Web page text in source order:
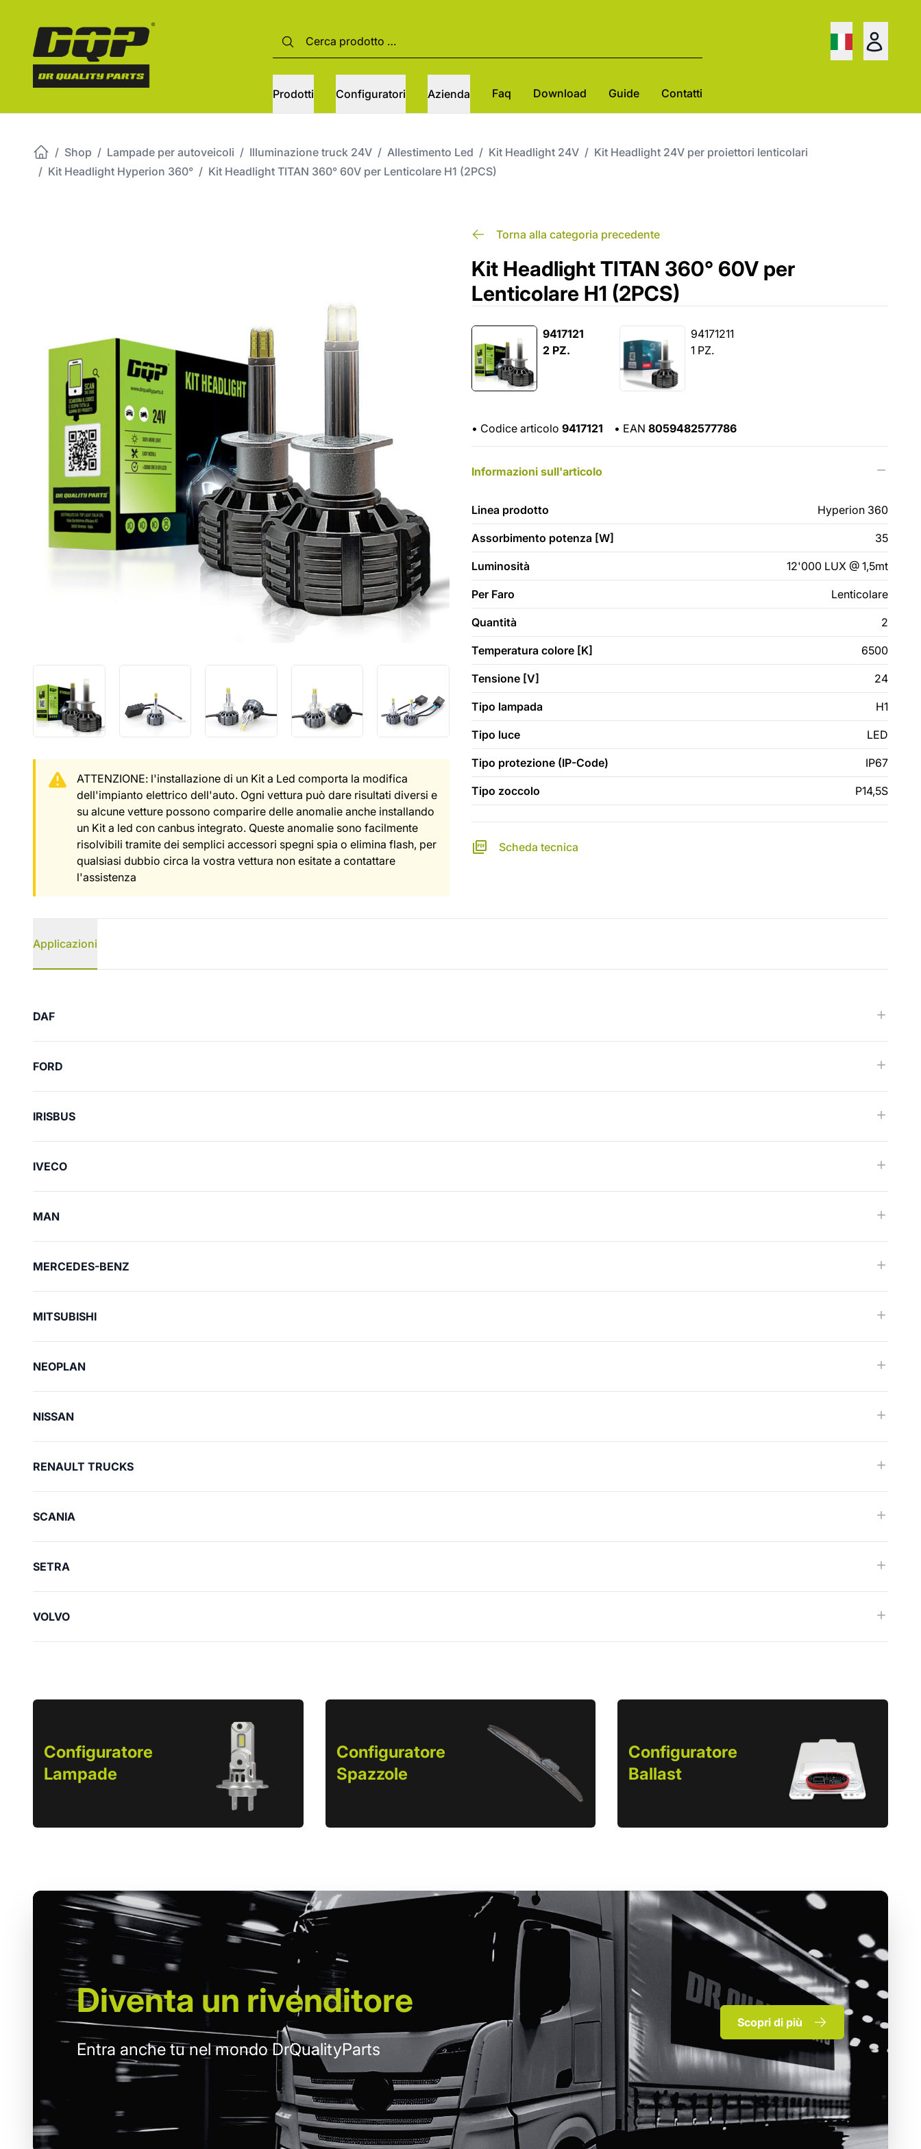
Prodotti Configuratori Azienda Faq Download Guide Contatti
/ Shop / Lampade per autoveicoli / Illuminazione truck 24V / Allestimento Led / Kit Headlight 24V / Kit Headlight 24V per proiettori lenticolari
/ Kit Headlight Hyperion 360° / Kit Headlight TITAN 360° 60V per Lenticolare H1 (2PCS)
ATTENZIONE: l'installazione di un Kit a Led comporta la modifica
dell'impianto elettrico dell'auto. Ogni vettura può dare risultati diversi e
su alcune vetture possono comparire delle anomalie anche installando
un Kit a led con canbus integrato. Queste anomalie sono facilmente
risolvibili tramite dei semplici accessori spegni spia o elimina flash, per
qualsiasi dubbio circa la vostra vettura non esitate a contattare
l'assistenza
Torna alla categoria precedente
Kit Headlight TITAN 360° 60V per
Lenticolare H1 (2PCS)
9417121
2 PZ.
94171211
1 PZ.
• Codice articolo 9417121 • EAN 8059482577786
Informazioni sull'articolo
Linea prodotto Hyperion 360
Assorbimento potenza [W] 35
Luminosità 12'000 LUX @ 1,5mt
Per Faro Lenticolare
Quantità 2
Temperatura colore [K] 6500
Tensione [V] 24
Tipo lampada H1
Tipo luce LED
Tipo protezione (IP-Code) IP67
Tipo zoccolo P14,5S
Scheda tecnica
Applicazioni
DAF
FORD
IRISBUS
IVECO
MAN
MERCEDES-BENZ
MITSUBISHI
NEOPLAN
NISSAN
RENAULT TRUCKS
SCANIA
SETRA
VOLVO
Configuratore
Lampade
Configuratore
Spazzole
Configuratore
Ballast
Diventa un rivenditore
Entra anche tu nel mondo DrQualityParts
Scopri di più